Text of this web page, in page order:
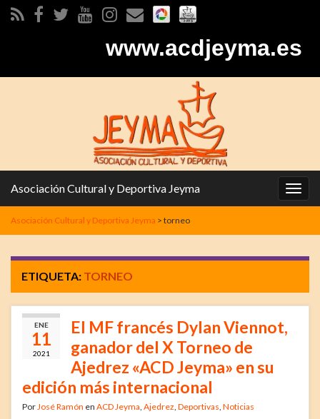
www.acdjeyma.es
la
Asociación Cultural y Deportiva Jeyma
Asociación Cultural y Deportiva Jeyma > torneo
ETIQUETA: TORNEO
ENE
11
2021
El MF francés Dylan Viennot,
ganador del X Torneo de
Ajedrez «ACD Jeyma» en su
edición más internacional
Por José Ramón en ACD Jeyma Ajedrez Deportivas Noticias